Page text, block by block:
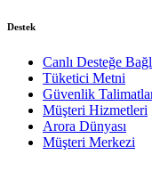
Destek
Canlı Desteğe
Tüketici Metni
Güvenlik
Müşteri Hizmetleri
Arora Dünyası
Müşteri Merkezi